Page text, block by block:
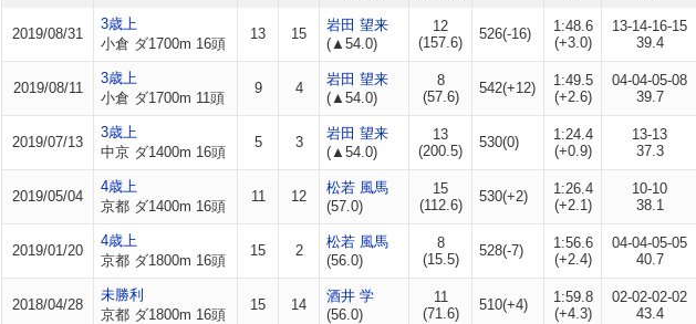
2019/08/31
3歳上
小倉 ダ1700m 16頭
13 15
岩田 望来
(▲54.0)
12
(157.6)
526(-16)
1:48.6
(+3.0)
13-14-16-15
39.4
2019/08/11
3歳上
小倉 ダ1700m 11頭
9 4
岩田 望来
(▲54.0)
8
(57.6)
542(+12)
1:49.5
(+2.6)
04-04-05-08
39.7
2019/07/13
3歳上
中京 ダ1400m 16頭
5 3
岩田 望来
(▲54.0)
13
(200.5)
530(0)
1:24.4
(+0.9)
13-13
37.3
2019/05/04
4歳上
京都 ダ1400m 16頭
11 12
松若 風馬
(57.0)
15
(112.6)
530(+2)
1:26.4
(+2.1)
10-10
38.1
2019/01/20
4歳上
京都 ダ1800m 16頭
15 2
松若 風馬
(56.0)
8
(15.5)
528(-7)
1:56.6
(+2.4)
04-04-05-05
40.7
2018/04/28
未勝利
京都 ダ1800m 16頭
15 14
酒井 学
(56.0)
11
(71.6)
510(+4)
1:59.8
(+4.3)
02-02-02-02
43.4